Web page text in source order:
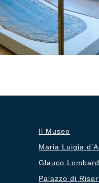
Il Museo
Maria Luigia
Glauco
Palazzo di